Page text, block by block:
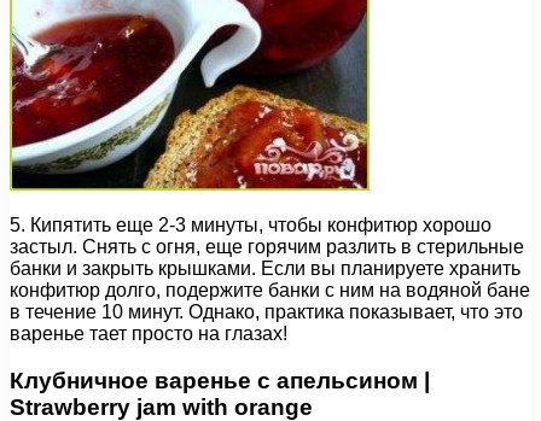
5. Кипятить еще 2-3 минуты, чтобы конфитюр хорошо
застыл. Снять с огня, еще горячим разлить в стерильные
банки и закрыть крышками. Если вы планируете хранить
конфитюр долго, подержите банки с ним на водяной бане
в течение 10 минут. Однако, практика показывает, что это
варенье тает просто на глазах!
Клубничное варенье с апельсином |
Strawberry jam with orange